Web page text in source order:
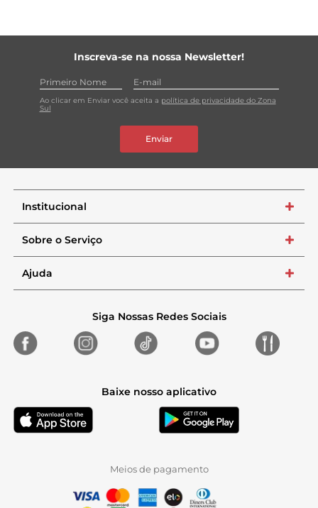
Inscreva-se na nossa Newsletter!
Ao clicar em Enviar você aceita a política de privacidade do Zona
Sul
Enviar
Institucional +
Sobre o Serviço +
Ajuda +
Siga Nossas Redes Sociais
Baixe nosso aplicativo
Meios de pagamento